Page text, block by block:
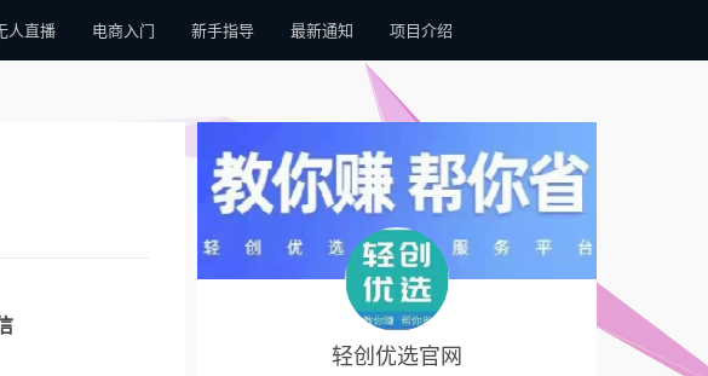
人直播 电商入门 新手指导 最新通知 项目介绍
轻创优选官网